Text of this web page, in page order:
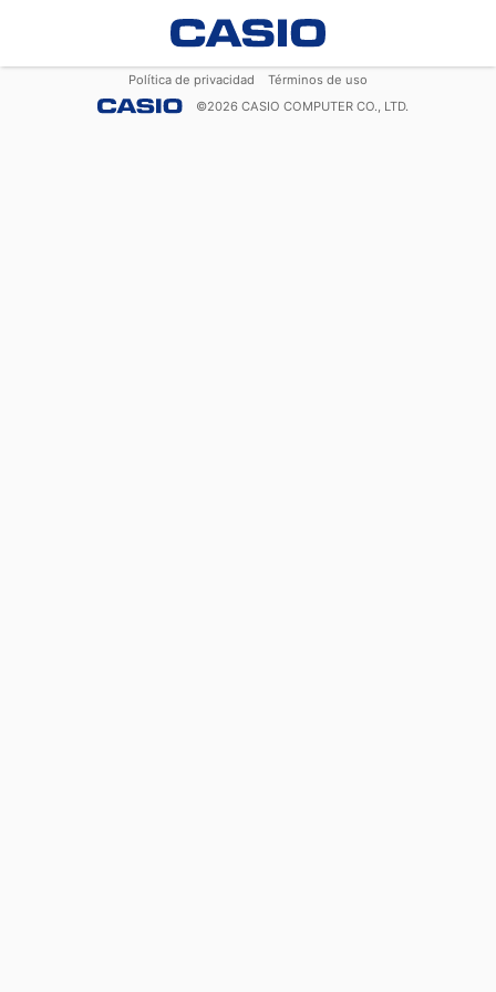
Política de privacidad
Términos de uso
©2026 CASIO COMPUTER CO., LTD.